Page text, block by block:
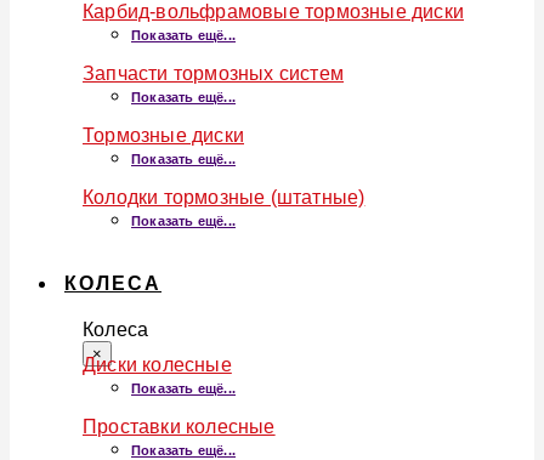
Карбид-вольфрамовые тормозные диски
Показать ещё...
Запчасти тормозных систем
Показать ещё...
Тормозные диски
Показать ещё...
Колодки тормозные (штатные)
Показать ещё...
КОЛЕСА
Колеса
×
Диски колесные
Показать ещё...
Проставки колесные
Показать ещё...